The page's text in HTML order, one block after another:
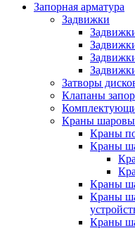
Запорная арматура
Задвижки
Затворы
Клапаны
Краны
Краны
Краны
Краны
Краны
Краны